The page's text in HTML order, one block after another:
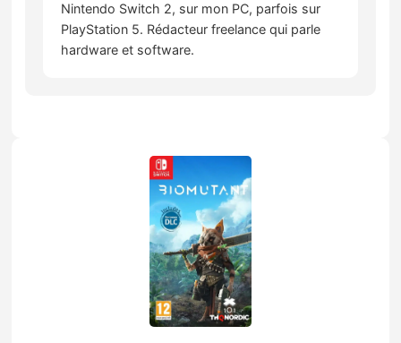
Nintendo Switch 2, sur mon PC, parfois sur
PlayStation 5. Rédacteur freelance qui parle
hardware et software.